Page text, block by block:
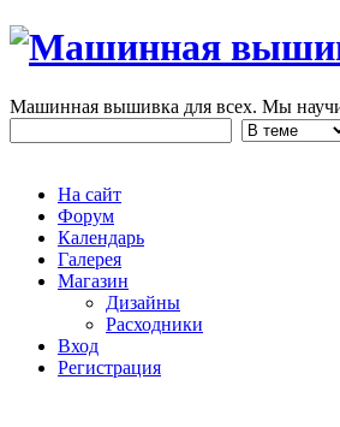
Машинная вышивка для всех. Мы
На сайт
Форум
Календарь
Галерея
Магазин
Дизайны
Расходники
Вход
Регистрация